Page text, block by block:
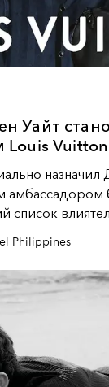
Уайт
Louis Vuitton
амбассадором
список
теперь
дом
Philippines